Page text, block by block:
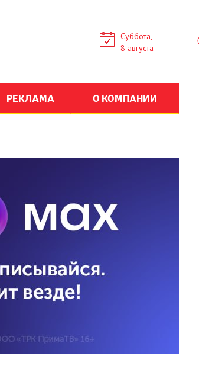
Суббота,
8 августа
РЕКЛАМА О КОМПАНИИ